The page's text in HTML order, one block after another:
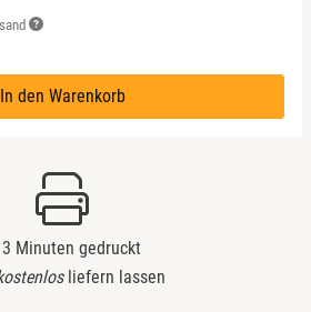
In den Warenkorb
Minuten gedruckt
liefern lassen